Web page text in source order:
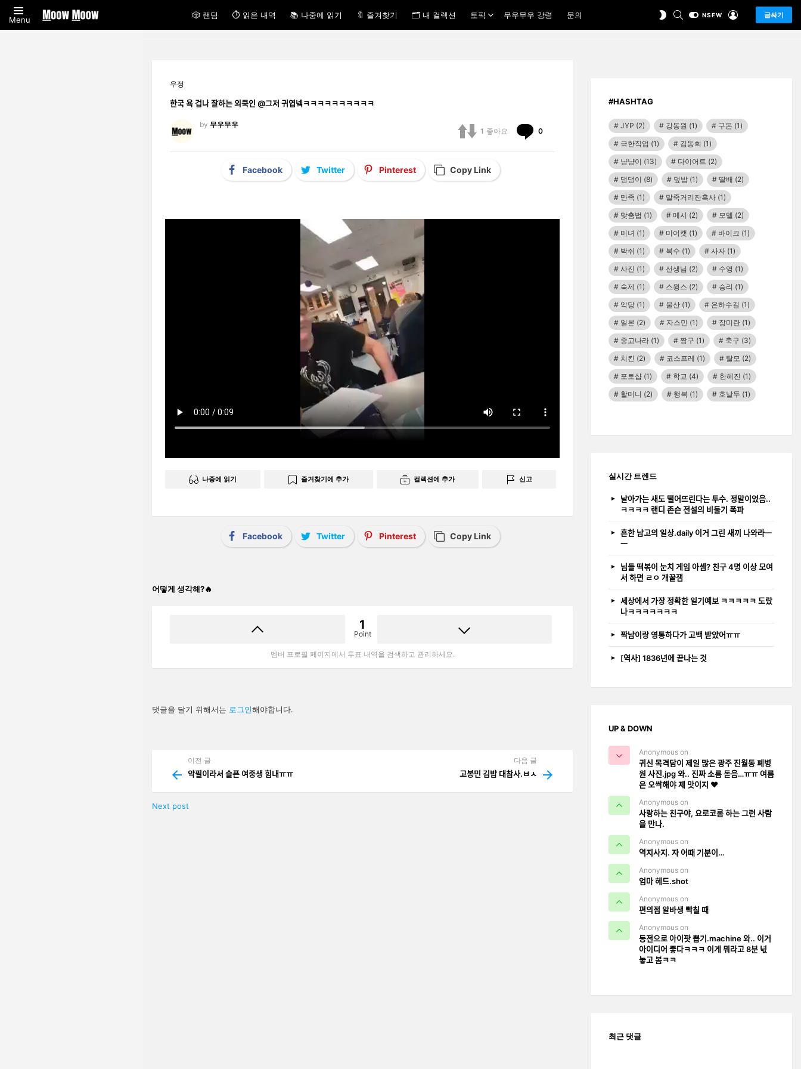
Menu 🎲 랜덤 ⏱ 읽은 내역 📚 나중에 읽기 🔖 즐겨찾기 🗂 내 컬렉션 토픽 무우무우 강령 문의
SWITCHSEARCHNSFW 글싸기
우정
한국 욕 겁나 잘하는 외쿡인 @그저 귀엽넼ㅋㅋㅋㅋㅋㅋㅋㅋㅋㅋ
by 무우무우
1 좋아요 0
Facebook Twitter Pinterest Copy Link
나중에 읽기 즐겨찾기에 추가 컬렉션에 추가 신고
Facebook Twitter Pinterest Copy Link
어떻게 생각해?🔥
1
Point
멤버 프로필 페이지에서 투표 내역을 검색하고 관리하세요.
답
글
댓글을 달기 위해서는 로그인해야합니다.
more
이전 글
악필이라서 슬픈 여중생 힘내ㅠㅠ
다음 글
고봉민 김밥 대참사.ㅂㅅ
Next post
#HASHTAG
JYP (2) 강동원 (1) 구몬 (1)
극한직업 (1) 김동희 (1)
냥냥이 (13) 다이어트 (2)
댕댕이 (8) 덮밥 (1) 딸배 (2)
만족 (1) 말죽거리잔혹사 (1)
맞춤법 (1) 메시 (2) 모델 (2)
미녀 (1) 미어캣 (1) 바이크 (1)
박쥐 (1) 복수 (1) 사자 (1)
사진 (1) 선생님 (2) 수영 (1)
숙제 (1) 스윙스 (2) 승리 (1)
악당 (1) 울산 (1) 은하수길 (1)
일본 (2) 자스민 (1) 장미란 (1)
중고나라 (1) 짱구 (1) 축구 (3)
치킨 (2) 코스프레 (1) 탈모 (2)
포토샵 (1) 학교 (4) 한혜진 (1)
할머니 (2) 행복 (1) 호날두 (1)
실시간 트렌드
날아가는 새도 떨어뜨린다는 투수. 정말이었음..
ㅋㅋㅋㅋ 랜디 존슨 전설의 비둘기 폭파
흔한 남고의 일상.daily 이거 그린 새끼 나와라ㅡ
ㅡ
님들 떡볶이 눈치 게임 아셈? 친구 4명 이상 모여
서 하면 ㄹㅇ 개꿀잼
세상에서 가장 정확한 일기예보 ㅋㅋㅋㅋㅋ 도랐
나ㅋㅋㅋㅋㅋㅋㅋ
짝남이랑 영통하다가 고백 받았어ㅠㅠ
[역사] 1836년에 끝나는 것
UP & DOWN
Anonymous on
귀신 목격담이 제일 많은 광주 진월동 폐병
원 사진.jpg 와.. 진짜 소름 돋음…ㅠㅠ 여름
은 오싹해야 제 맛이지 ❤️
Anonymous on
사랑하는 친구야, 요로코롬 하는 그런 사람
을 만나.
Anonymous on
역지사지. 자 어때 기분이…
Anonymous on
엄마 헤드.shot
Anonymous on
편의점 알바생 빡칠 때
Anonymous on
동전으로 아이팟 뽑기.machine 와.. 이거
아이디어 좋다ㅋㅋㅋ 이게 뭐라고 8분 넋
놓고 봄ㅋㅋ
최근 댓글